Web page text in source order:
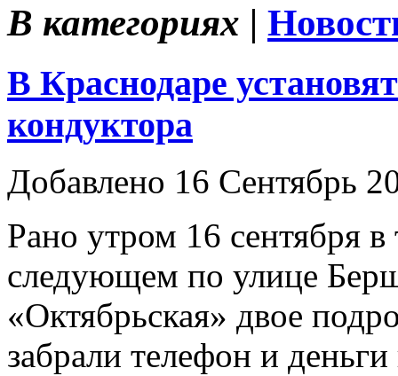
В категориях |
В Краснодаре
кондуктора
Добавлено 16 Сентябрь
Рано утром 16 сентября
следующем по улице
«Октябрьская» двое
забрали телефон и